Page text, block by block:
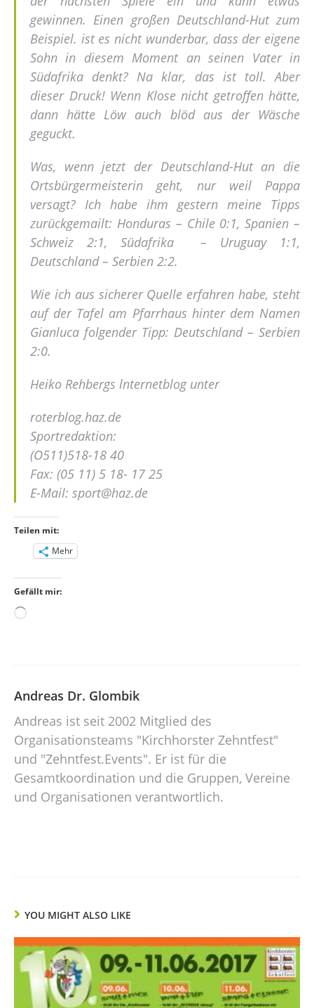
gewinnen. Einen großen Deutschland-Hut zum
Beispiel. ist es nicht wunderbar, dass der eigene
Sohn in diesem Moment an seinen Vater in
Südafrika denkt? Na klar, das ist toll. Aber
dieser Druck! Wenn Klose nicht getroffen hätte,
dann hätte Löw auch blöd aus der Wäsche
geguckt.
Was, wenn jetzt der Deutschland-Hut an die
Ortsbürgermeisterin geht, nur weil Pappa
versagt? Ich habe ihm gestern meine Tipps
zurückgemailt: Honduras – Chile 0:1, Spanien –
Schweiz 2:1, Südafrika – Uruguay 1:1,
Deutschland – Serbien 2:2.
Wie ich aus sicherer Quelle erfahren habe, steht
auf der Tafel am Pfarrhaus hinter dem Namen
Gianluca folgender Tipp: Deutschland – Serbien
2:0.
Heiko Rehbergs lnternetblog unter
roterblog.haz.de
Sportredaktion:
(O511)518-18 40
Fax: (05 11) 5 18- 17 25
E-Mail: sport@haz.de
Teilen mit:
Mehr
Gefällt mir:
Wird
Andreas Dr. Glombik
Andreas ist seit 2002 Mitglied des
Organisationsteams "Kirchhorster Zehntfest"
und "Zehntfest.Events". Er ist für die
Gesamtkoordination und die Gruppen, Vereine
und Organisationen verantwortlich.
YOU MIGHT ALSO LIKE